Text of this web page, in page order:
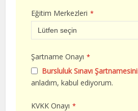
Eğitim Merkezleri *
Şartname Onayı *
Bursluluk Sınavı Şartnamesini
anladım, kabul ediyorum.
KVKK Onayı *